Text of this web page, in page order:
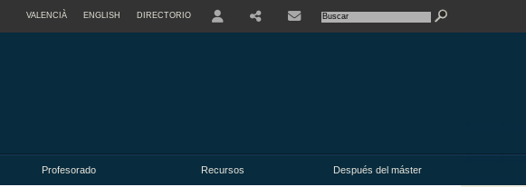
VALENCIÀ ENGLISH DIRECTORIO
Profesorado Recursos Después del máster